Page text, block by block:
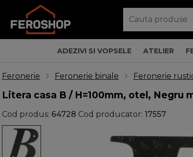
ADEZIVI SI VOPSELE ATELIER
Feronerie Feronerie binale Feronerie
Litera casa B / H=100mm, otel, Negru
Cod produs: 64728 Cod producator: 17557